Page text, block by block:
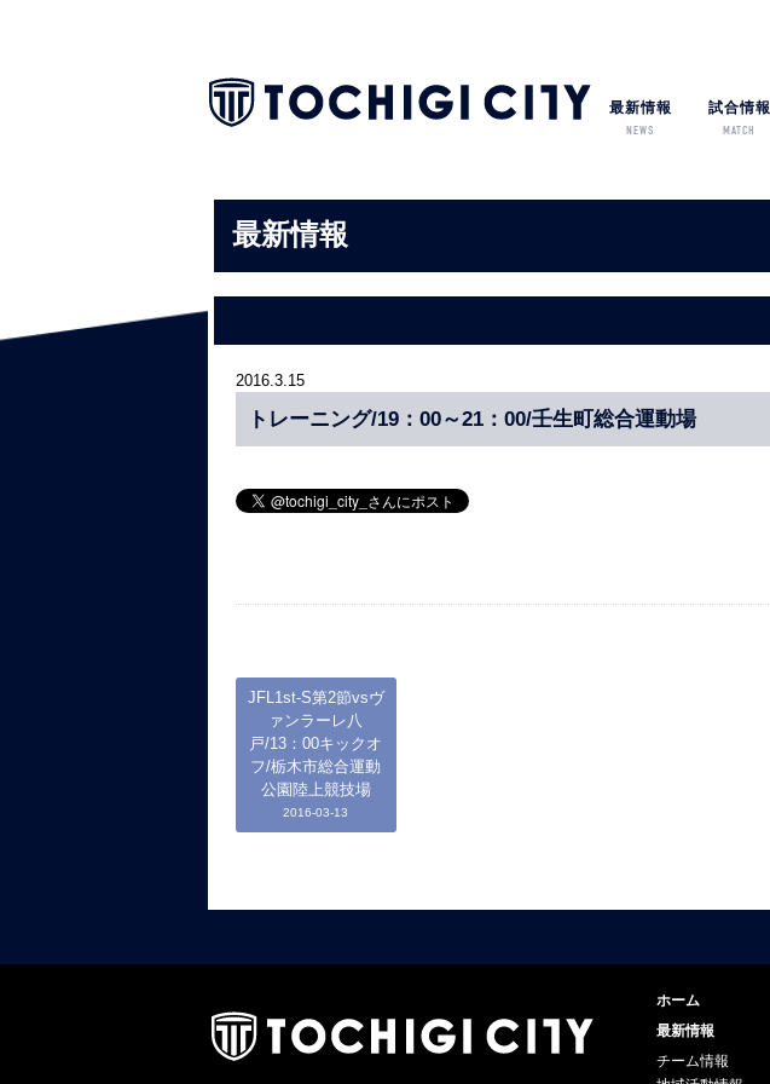
最新情報
NEWS
試合情報
MATCH
最新情報
2016.3.15
トレーニング/19：00～21：00/壬生町総合運動場
JFL1st-S第2節vsヴ
ァンラーレ八
戸/13：00キックオ
フ/栃木市総合運動
公園陸上競技場
2016-03-13
ホーム
最新情報
チーム情報